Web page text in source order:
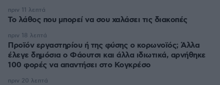
Το λάθος που μπορεί να σου χαλάσει τις διακοπές
πριν 11 λεπτά
Προϊόν εργαστηρίου ή της φύσης ο κορωνοϊός; Άλλα
έλεγε δημόσια ο Φάουτσι και άλλα ιδιωτικά, αρνήθηκε
100 φορές να απαντήσει στο Κογκρέσο
πριν 18 λεπτά
πριν 20 λεπτά